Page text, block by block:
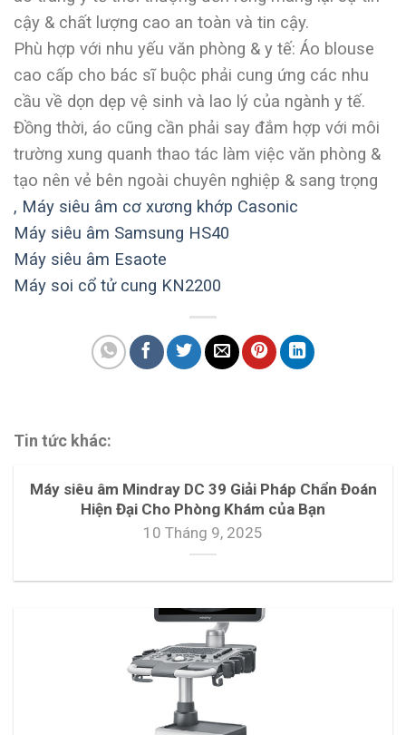
cậy & chất lượng cao an toàn và tin cậy.
Phù hợp với nhu yếu văn phòng & y tế: Áo blouse
cao cấp cho bác sĩ buộc phải cung ứng các nhu
cầu về dọn dẹp vệ sinh và lao lý của ngành y tế.
Đồng thời, áo cũng cần phải say đắm hợp với môi
trường xung quanh thao tác làm việc văn phòng &
tạo nên vẻ bên ngoài chuyên nghiệp & sang trọng
, Máy siêu âm cơ xương khớp Casonic
Máy siêu âm Samsung HS40
Máy siêu âm Esaote
Máy soi cổ tử cung KN2200
Tin tức khác:
Máy siêu âm Mindray DC 39 Giải Pháp Chẩn Đoán
Hiện Đại Cho Phòng Khám của Bạn
10 Tháng 9, 2025